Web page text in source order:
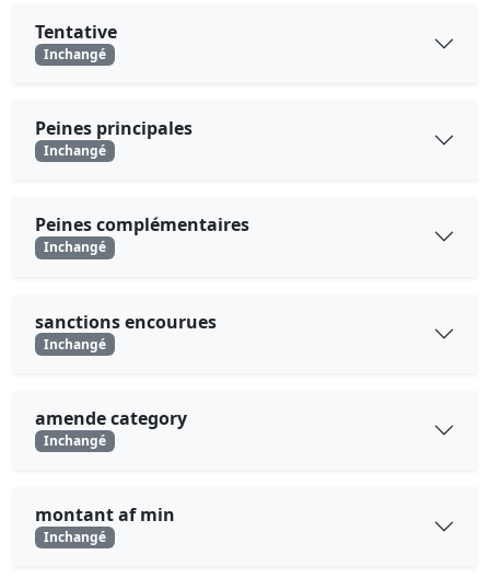
Tentative
Inchangé
Peines principales
Inchangé
Peines complémentaires
Inchangé
sanctions encourues
Inchangé
amende category
Inchangé
montant af min
Inchangé